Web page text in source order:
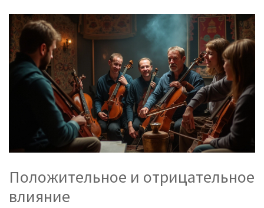
Положительное и отрицательное
влияние